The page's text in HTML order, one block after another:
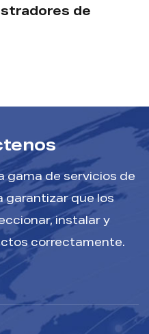
de
LEER
gama de servicios de
garantizar que los
instalar y
correctamente.